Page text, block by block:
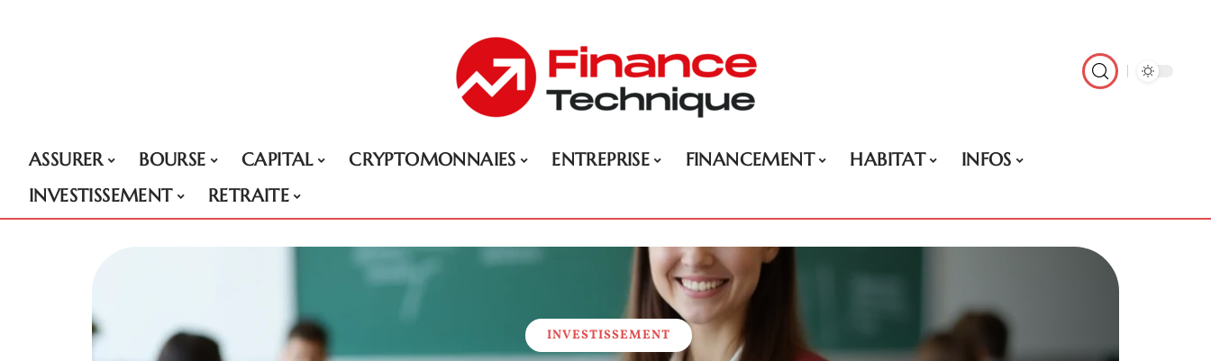
ASSURER BOURSE CAPITAL CRYPTOMONNAIES ENTREPRISE FINANCEMENT HABITAT
INFOS
INVESTISSEMENT
RETRAITE
INVESTISSEMENT